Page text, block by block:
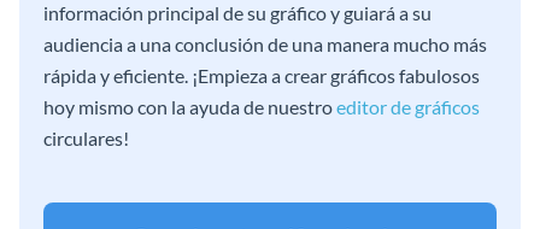
información principal de su gráfico y guiará a su
audiencia a una conclusión de una manera mucho más
rápida y eficiente. ¡Empieza a crear gráficos fabulosos
hoy mismo con la ayuda de nuestroeditor de gráficos
circulares!